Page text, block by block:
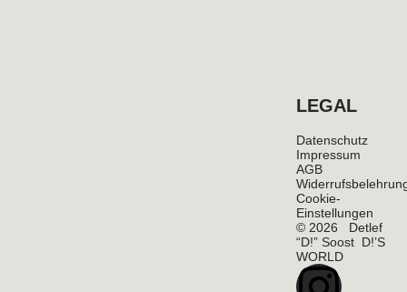
LEGAL
Datenschutz
Impressum
AGB
Cookie-
Einstellungen
© 2026 Detlef
“D!” Soost D!’S
WORLD